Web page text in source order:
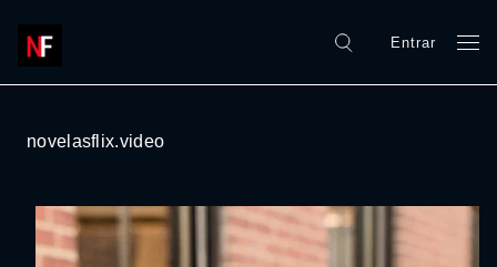
Entrar
novelasflix.video